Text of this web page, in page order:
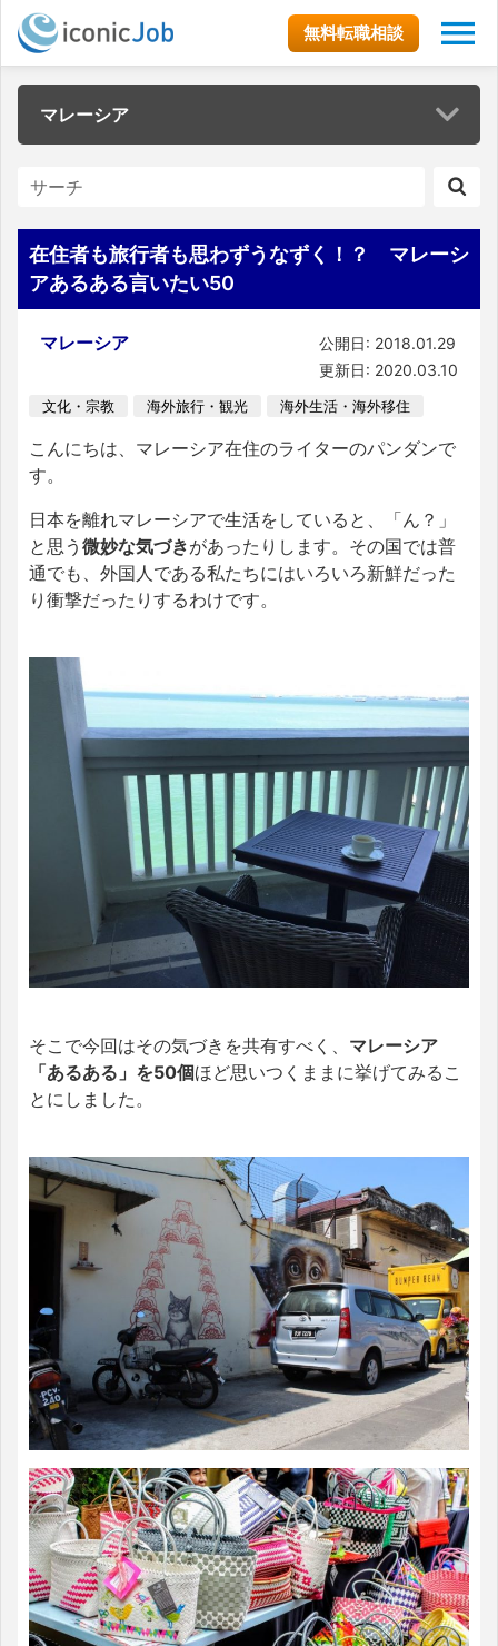
無料転職相談
マレーシア
在住者も旅行者も思わずうなずく！？ マレーシ
アあるある言いたい50
マレーシア
公開日: 2018.01.29
更新日: 2020.03.10
文化・宗教 海外旅行・観光 海外生活・海外移住
こんにちは、マレーシア在住のライターのパンダンで
す。
日本を離れマレーシアで生活をしていると、「ん？」
と思う 微妙な気づきがあったりします。その国では普
通でも、外国人である私たちにはいろいろ新鮮だった
り衝撃だったりするわけです。
そこで今回はその気づきを共有すべく、 マレーシア
「あるある」を50個ほど思いつくままに挙げてみるこ
とにしました。